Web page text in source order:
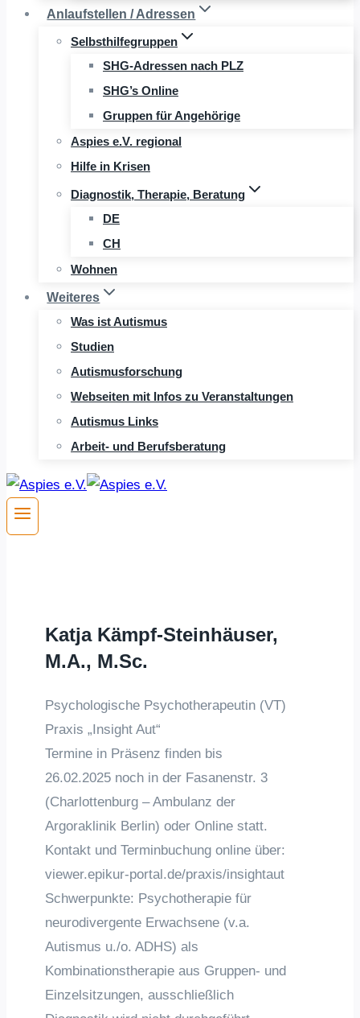
Anlaufstellen / Adressen
Selbsthilfegruppen
SHG-Adressen nach PLZ
SHG’s Online
Gruppen für Angehörige
Aspies e.V. regional
Hilfe in Krisen
Diagnostik, Therapie, Beratung
DE
CH
Wohnen
Weiteres
Was ist Autismus
Studien
Autismusforschung
Webseiten mit Infos zu Veranstaltungen
Autismus Links
Arbeit- und Berufsberatung
Katja Kämpf-Steinhäuser,
M.A., M.Sc.
Psychologische Psychotherapeutin (VT)
Praxis „Insight Aut“
Termine in Präsenz finden bis
26.02.2025 noch in der Fasanenstr. 3
(Charlottenburg – Ambulanz der
Argoraklinik Berlin) oder Online statt.
Kontakt und Terminbuchung online über:
viewer.epikur-portal.de/praxis/insightaut
Schwerpunkte: Psychotherapie für
neurodivergente Erwachsene (v.a.
Autismus u./o. ADHS) als
Kombinationstherapie aus Gruppen- und
Einzelsitzungen, ausschließlich